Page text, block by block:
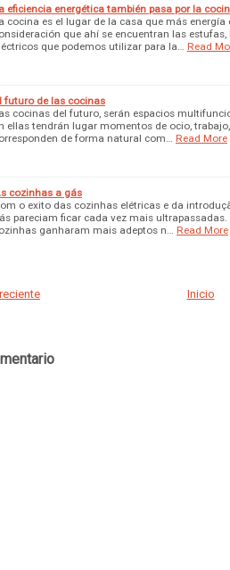
eficiencia energética también pasa por la
cocina es el lugar de la casa que más
que ahí se encuentran las
que podemos utilizar para la…
Read
futuro de las cocinas
cocinas del futuro, serán espacios
ellas tendrán lugar momentos de ocio,
de forma natural com…
Read More
cozinhas a gás
o exito das cozinhas elétricas e da
pareciam ficar cada vez mais
ganharam mais adeptos n…
Read More
Inicio